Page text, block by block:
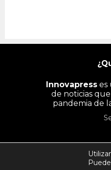
Innovapresses
de noticias
pandemia de